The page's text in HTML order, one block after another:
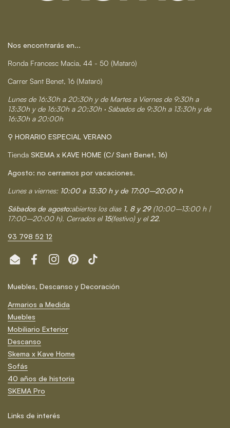
Nos encontrarás en...
Ronda Francesc Macia, 44 - 50 (Mataró)
Carrer Sant Benet, 16 (Mataró)
Lunes de 16:30h a 20:30h y de Martes a Viernes de 9:30h a
13:30h y de 16:30h a 20:30h · Sábados de 9:30h a 13:30h y de
16:30h a 20:00h
⚲ HORARIO ESPECIAL VERANO
Tienda SKEMA x KAVE HOME (C/ Sant Benet, 16)
Agosto: no cerramos por vacaciones.
Lunes a viernes: 10:00 a 13:30 h y de 17:00–20:00 h
Sábados de agosto:abiertos los días 1, 8 y 29 (10:00–13:00 h |
17:00–20:00 h). Cerrados el 15(festivo) y el22.
93 798 52 12
Email FacebookInstagramPinterestTikTok
Muebles, Descanso y Decoración
Armarios a Medida
Muebles
Mobiliario Exterior
Descanso
Skema x Kave Home
Sofás
40 años de historia
SKEMA Pro
Links de interés